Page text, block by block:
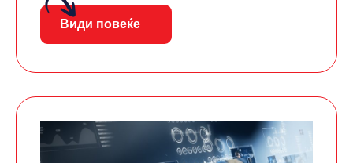
Види повеќе